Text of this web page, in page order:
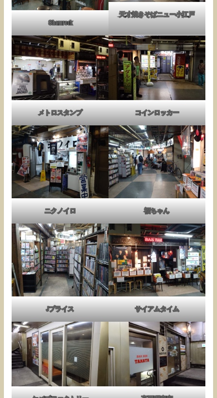
Shamrock
天才焼きそばニュー小江戸
メトロスタンプ コインロッカー
ニクノイロ 福ちゃん
Jプライス サイアムタイム